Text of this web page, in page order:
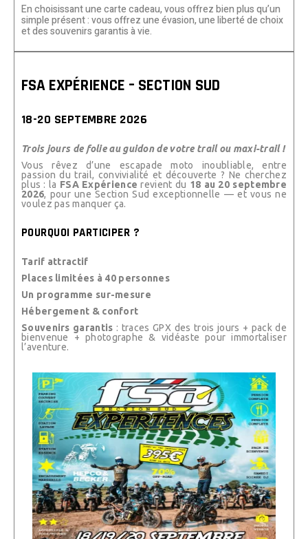
En choisissant une carte cadeau, vous offrez bien plus qu’un
simple présent : vous offrez une évasion, une liberté de choix
et des souvenirs garantis à vie.
FSA EXPÉRIENCE – SECTION SUD
18-20 SEPTEMBRE 2026
Trois jours de folie au guidon de votre trail ou maxi-trail !
Vous rêvez d’une escapade moto inoubliable, entre
passion du trail, convivialité et découverte ? Ne cherchez
plus : la FSA Expérience revient du 18 au 20 septembre
2026, pour une Section Sud exceptionnelle — et vous ne
voulez pas manquer ça.
POURQUOI PARTICIPER ?
Tarif attractif
Places limitées à 40 personnes
Un programme sur-mesure
Hébergement & confort
Souvenirs garantis : traces GPX des trois jours + pack de
bienvenue + photographe & vidéaste pour immortaliser
l’aventure.